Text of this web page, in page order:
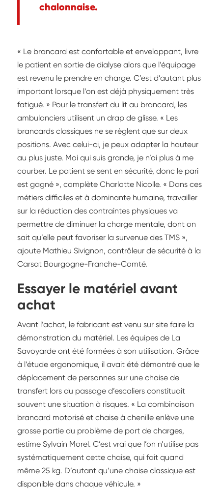
chalonnaise.
« Le brancard est confortable et enveloppant, livre
le patient en sortie de dialyse alors que l’équipage
est revenu le prendre en charge. C’est d’autant plus
important lorsque l’on est déjà physiquement très
fatigué. » Pour le transfert du lit au brancard, les
ambulanciers utilisent un drap de glisse. « Les
brancards classiques ne se règlent que sur deux
positions. Avec celui-ci, je peux adapter la hauteur
au plus juste. Moi qui suis grande, je n’ai plus à me
courber. Le patient se sent en sécurité, donc le pari
est gagné », complète Charlotte Nicolle. « Dans ces
métiers difficiles et à dominante humaine, travailler
sur la réduction des contraintes physiques va
permettre de diminuer la charge mentale, dont on
sait qu’elle peut favoriser la survenue des TMS »,
ajoute Mathieu Sivignon, contrôleur de sécurité à la
Carsat Bourgogne-Franche-Comté.
Essayer le matériel avant
achat
Avant l’achat, le fabricant est venu sur site faire la
démonstration du matériel. Les équipes de La
Savoyarde ont été formées à son utilisation. Grâce
à l’étude ergonomique, il avait été démontré que le
déplacement de personnes sur une chaise de
transfert lors du passage d’escaliers constituait
souvent une situation à risques. « La combinaison
brancard motorisé et chaise à chenille enlève une
grosse partie du problème de port de charges,
estime Sylvain Morel. C’est vrai que l’on n’utilise pas
systématiquement cette chaise, qui fait quand
même 25 kg. D’autant qu’une chaise classique est
disponible dans chaque véhicule. »